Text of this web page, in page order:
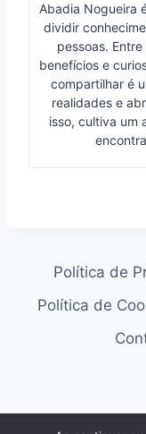
Abadia Nogueira
dividir
pessoas.
benefícios e
compartilhar é
realidades e
isso, cultiva um
Política de
Política de